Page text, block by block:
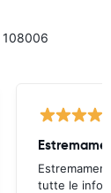
108006
tutte le